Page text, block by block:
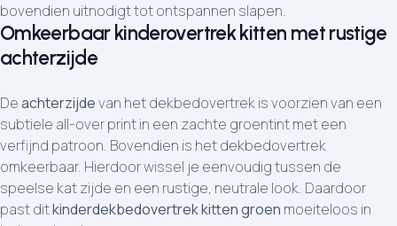
bovendien uitnodigt tot ontspannen slapen.
Omkeerbaar kinderovertrek kitten met rustige
achterzijde
Deachterzijdevan het dekbedovertrek is voorzien van een
subtiele all-over print in een zachte groentint met een
verfijnd patroon. Bovendien is het dekbedovertrek
omkeerbaar. Hierdoor wissel je eenvoudig tussen de
speelse kat zijde en een rustige, neutrale look. Daardoor
past ditkinderdekbedovertrek kitten groen moeiteloos in